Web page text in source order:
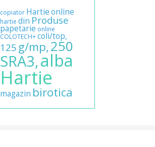
copiator Hartieonline
hartie din Produse
papetarie online
COLOTECH+ coli/top,
125g/mp,250
SRA3,alba
Hartie
magazin birotica